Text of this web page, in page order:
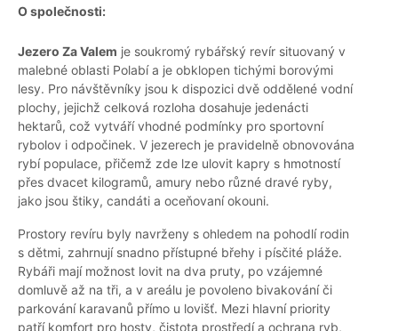
O společnosti:
Jezero Za Valem je soukromý rybářský revír situovaný v
malebné oblasti Polabí a je obklopen tichými borovými
lesy. Pro návštěvníky jsou k dispozici dvě oddělené vodní
plochy, jejichž celková rozloha dosahuje jedenácti
hektarů, což vytváří vhodné podmínky pro sportovní
rybolov i odpočinek. V jezerech je pravidelně obnovována
rybí populace, přičemž zde lze ulovit kapry s hmotností
přes dvacet kilogramů, amury nebo různé dravé ryby,
jako jsou štiky, candáti a oceňovaní okouni.
Prostory revíru byly navrženy s ohledem na pohodlí rodin
s dětmi, zahrnují snadno přístupné břehy i písčité pláže.
Rybáři mají možnost lovit na dva pruty, po vzájemné
domluvě až na tři, a v areálu je povoleno bivakování či
parkování karavanů přímo u lovišť. Mezi hlavní priority
patří komfort pro hosty, čistota prostředí a ochrana ryb,